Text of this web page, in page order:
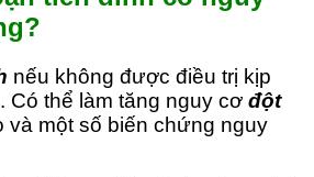
nếu không được điều trị kịp
Có thể làm tăng nguy cơ đột
và một số biến chứng nguy